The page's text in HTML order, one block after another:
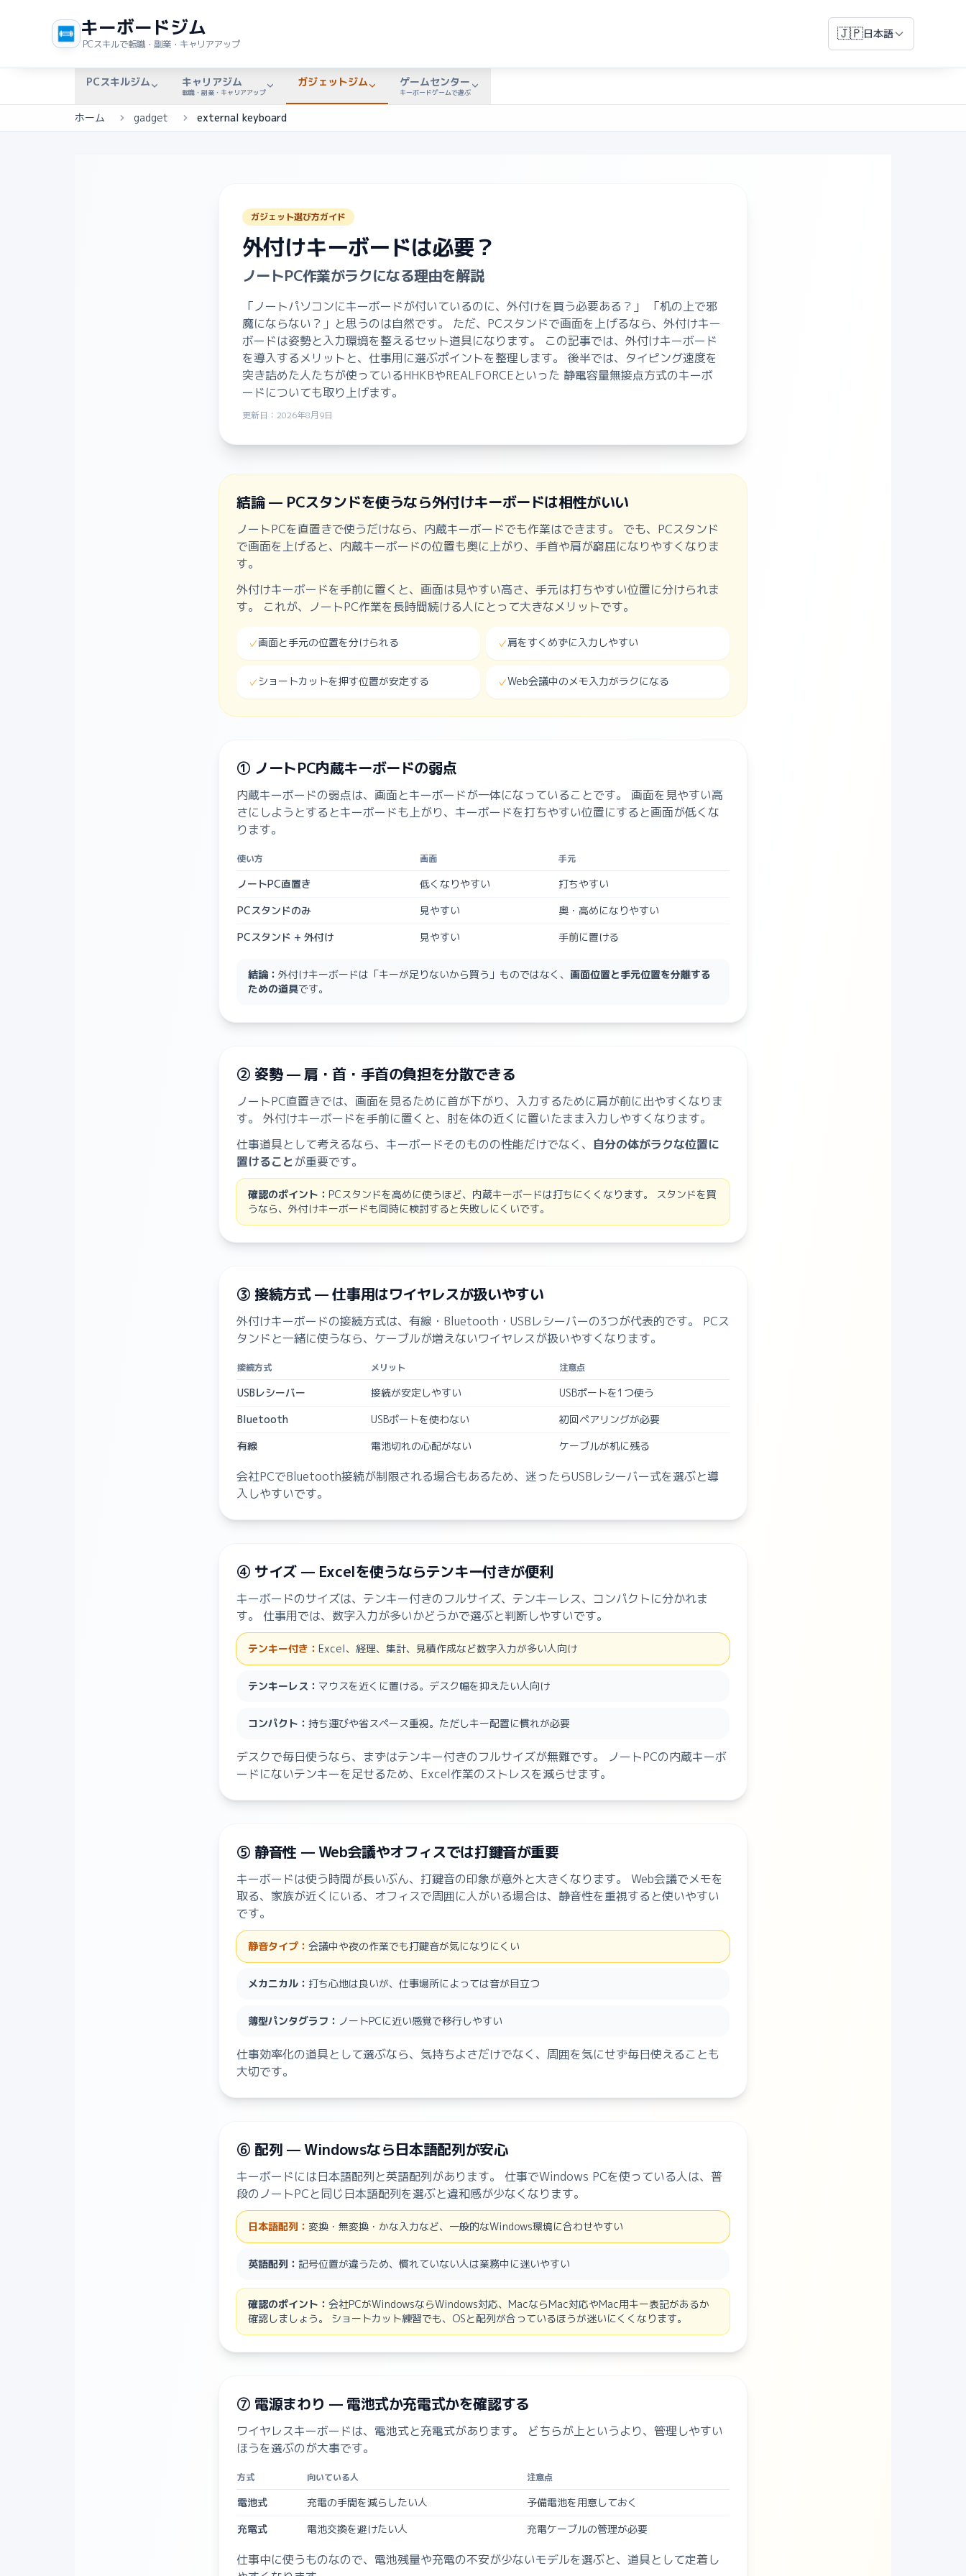
キーボードジム
PCスキルで転職・副業・キャリアアップ
🇯🇵日本語
PCスキルジム キャリアジム
転職・副業・キャリアアップ
ガジェットジム ゲームセンター
キーボードゲームで遊ぶ
ホーム gadget external keyboard
ガジェット選び方ガイド
外付けキーボードは必要？
ノートPC作業がラクになる理由を解説
「ノートパソコンにキーボードが付いているのに、外付けを買う必要ある？」 「机の上で邪
魔にならない？」と思うのは自然です。 ただ、PCスタンドで画面を上げるなら、外付けキー
ボードは姿勢と入力環境を整えるセット道具になります。 この記事では、外付けキーボード
を導入するメリットと、仕事用に選ぶポイントを整理します。 後半では、タイピング速度を
突き詰めた人たちが使っているHHKBやREALFORCEといった 静電容量無接点方式のキーボ
ードについても取り上げます。
更新日：2026年8月9日
結論 — PCスタンドを使うなら外付けキーボードは相性がいい
ノートPCを直置きで使うだけなら、内蔵キーボードでも作業はできます。 でも、PCスタンド
で画面を上げると、内蔵キーボードの位置も奥に上がり、手首や肩が窮屈になりやすくなりま
す。
外付けキーボードを手前に置くと、画面は見やすい高さ、手元は打ちやすい位置に分けられま
す。 これが、ノートPC作業を長時間続ける人にとって大きなメリットです。
✓画面と手元の位置を分けられる ✓肩をすくめずに入力しやすい
✓ ショートカットを押す位置が安定する ✓Web会議中のメモ入力がラクになる
① ノートPC内蔵キーボードの弱点
内蔵キーボードの弱点は、画面とキーボードが一体になっていることです。 画面を見やすい高
さにしようとするとキーボードも上がり、キーボードを打ちやすい位置にすると画面が低くな
ります。
使い方 画面 手元
ノートPC直置き 低くなりやすい
打ちやすい
PCスタンドのみ
見やすい
奥・高めになりやすい
PCスタンド + 外付け
見やすい 手前に置ける
結論： 外付けキーボードは「キーが足りないから買う」ものではなく、 画面位置と手元位置を分離する
ための道具です。
② 姿勢 — 肩・首・手首の負担を分散できる
ノートPC直置きでは、画面を見るために首が下がり、入力するために肩が前に出やすくなりま
す。 外付けキーボードを手前に置くと、肘を体の近くに置いたまま入力しやすくなります。
仕事道具として考えるなら、キーボードそのものの性能だけでなく、 自分の体がラクな位置に
置けることが重要です。
確認のポイント： PCスタンドを高めに使うほど、内蔵キーボードは打ちにくくなります。 スタンドを買
うなら、外付けキーボードも同時に検討すると失敗しにくいです。
③ 接続方式 — 仕事用はワイヤレスが扱いやすい
外付けキーボードの接続方式は、有線・Bluetooth・USBレシーバーの3つが代表的です。 PCス
タンドと一緒に使うなら、ケーブルが増えないワイヤレスが扱いやすくなります。
接続方式 メリット 注意点
USBレシーバー 接続が安定しやすい
USBポートを1つ使う
Bluetooth
USBポートを使わない
初回ペアリングが必要
有線
電池切れの心配がない ケーブルが机に残る
会社PCでBluetooth接続が制限される場合もあるため、迷ったらUSBレシーバー式を選ぶと導
入しやすいです。
④ サイズ — Excelを使うならテンキー付きが便利
キーボードのサイズは、テンキー付きのフルサイズ、テンキーレス、コンパクトに分かれま
す。 仕事用では、数字入力が多いかどうかで選ぶと判断しやすいです。
テンキー付き： Excel、経理、集計、見積作成など数字入力が多い人向け
テンキーレス： マウスを近くに置ける。デスク幅を抑えたい人向け
コンパクト： 持ち運びや省スペース重視。ただしキー配置に慣れが必要
デスクで毎日使うなら、まずはテンキー付きのフルサイズが無難です。 ノートPCの内蔵キーボ
ードにないテンキーを足せるため、Excel作業のストレスを減らせます。
⑤ 静音性 — Web会議やオフィスでは打鍵音が重要
キーボードは使う時間が長いぶん、打鍵音の印象が意外と大きくなります。 Web会議でメモを
取る、家族が近くにいる、オフィスで周囲に人がいる場合は、静音性を重視すると使いやすい
です。
静音タイプ： 会議中や夜の作業でも打鍵音が気になりにくい
メカニカル： 打ち心地は良いが、仕事場所によっては音が目立つ
薄型パンタグラフ： ノートPCに近い感覚で移行しやすい
仕事効率化の道具として選ぶなら、気持ちよさだけでなく、周囲を気にせず毎日使えることも
大切です。
⑥ 配列 — Windowsなら日本語配列が安心
キーボードには日本語配列と英語配列があります。 仕事でWindows PCを使っている人は、普
段のノートPCと同じ日本語配列を選ぶと違和感が少なくなります。
日本語配列： 変換・無変換・かな入力など、一般的なWindows環境に合わせやすい
英語配列： 記号位置が違うため、慣れていない人は業務中に迷いやすい
確認のポイント： 会社PCがWindowsならWindows対応、MacならMac対応やMac用キー表記があるか
確認しましょう。 ショートカット練習でも、OSと配列が合っているほうが迷いにくくなります。
⑦ 電源まわり — 電池式か充電式かを確認する
ワイヤレスキーボードは、電池式と充電式があります。 どちらが上というより、管理しやすい
ほうを選ぶのが大事です。
方式 向いている人 注意点
電池式 充電の手間を減らしたい人
予備電池を用意しておく
充電式
電池交換を避けたい人 充電ケーブルの管理が必要
仕事中に使うものなので、電池残量や充電の不安が少ないモデルを選ぶと、道具として定着し